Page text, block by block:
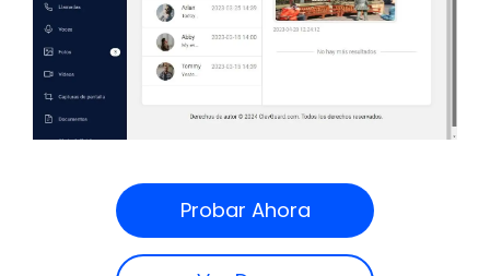
Probar Ahora